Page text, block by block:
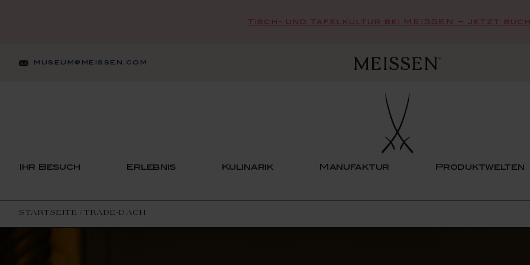
Tisch- und Tafelkultur bei MEISSEN – Jetzt
Inhaltmuseum@meissen.com
Ihr Besuch Erlebnis Kulinarik Manufaktur Produktwelten
STARTSEITE TRADE-DACH